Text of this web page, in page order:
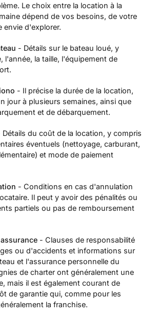
Le choix entre la location à la
dépend de vos besoins, de votre
envie d'explorer.
- Détails sur le bateau loué, y
l'année, la taille, l'équipement de
o - Il précise la durée de la location,
jour à plusieurs semaines, ainsi que
et de débarquement.
Détails du coût de la location, y compris
éventuels (nettoyage, carburant,
et mode de paiement
- Conditions en cas d'annulation
Il peut y avoir des pénalités ou
partiels ou pas de remboursement
- Clauses de responsabilité
ou d'accidents et informations sur
et l'assurance personnelle du
de charter ont généralement une
mais il est également courant de
de garantie qui, comme pour les
la franchise.